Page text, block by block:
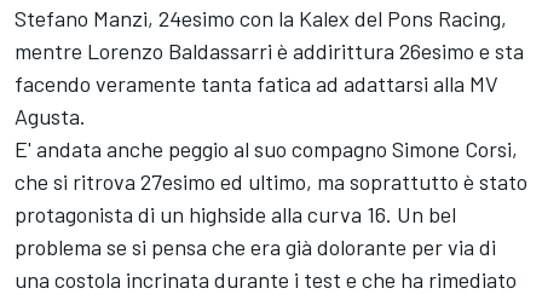
Stefano Manzi, 24esimo con la Kalex del Pons Racing,
mentre Lorenzo Baldassarri è addirittura 26esimo e sta
facendo veramente tanta fatica ad adattarsi alla MV
Agusta.
E' andata anche peggio al suo compagno Simone Corsi,
che si ritrova 27esimo ed ultimo, ma soprattutto è stato
protagonista di un highside alla curva 16. Un bel
problema se si pensa che era già dolorante per via di
una costola incrinata durante i test e che ha rimediato